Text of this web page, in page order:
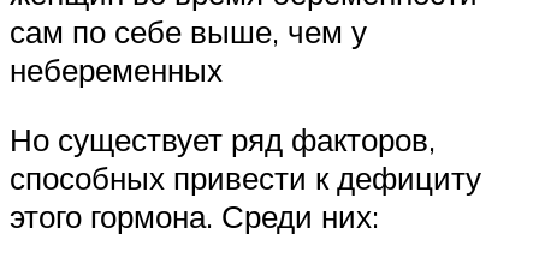
сам по себе выше, чем у
небеременных
Но существует ряд факторов,
способных привести к дефициту
этого гормона. Среди них: